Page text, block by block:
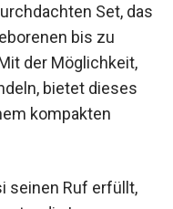
Set, das
bis zu
der Möglichkeit,
bietet dieses
kompakten
seinen Ruf erfüllt,